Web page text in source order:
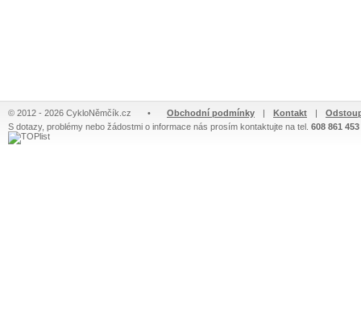
© 2012 - 2026 CykloNěmčík.cz • Obchodní podmínky | Kontakt |
S dotazy, problémy nebo žádostmi o informace nás prosím kontaktujte na tel. 608 861 453